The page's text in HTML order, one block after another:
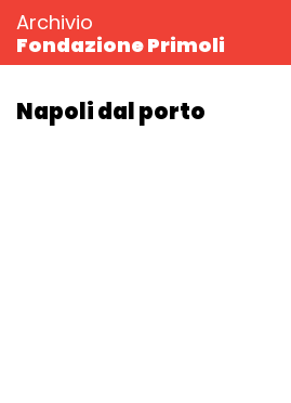
Archivio
Fondazione Primoli
Napoli dal porto